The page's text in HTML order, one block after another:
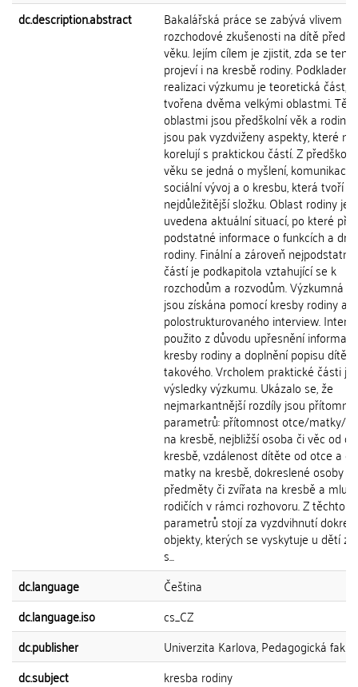
dc.description.abstract
Bakalářská práce se zabývá vlivem
rozchodové zkušenosti na dítě
věku. Jejím cílem je zjistit, zda se
projeví i na kresbě rodiny. Podkladem
realizaci výzkumu je teoretická část,
tvořena dvěma velkými oblastmi.
oblastmi jsou předškolní věk a rodina.
jsou pak vyzdviženy aspekty, které
korelují s praktickou částí. Z
věku se jedná o myšlení, komunikaci,
sociální vývoj a o kresbu, která tvoří
nejdůležitější složku. Oblast rodiny je
uvedena aktuální situací, po které
podstatné informace o funkcích a
rodiny. Finální a zároveň
částí je podkapitola vztahující se k
rozchodům a rozvodům. Výzkumná
jsou získána pomocí kresby rodiny a
polostrukturovaného interview.
použito z důvodu upřesnění
kresby rodiny a doplnění popisu
takového. Vrcholem praktické části
výsledky výzkumu. Ukázalo se, že
nejmarkantnější rozdíly jsou přítomny
parametrů: přítomnost otce/matky/
na kresbě, nejbližší osoba či věc od
kresbě, vzdálenost dítěte od otce a od
matky na kresbě, dokreslené osoby
předměty či zvířata na kresbě a
rodičích v rámci rozhovoru. Z těchto
parametrů stojí za vyzdvihnutí
objekty, kterých se vyskytuje u dětí z
s...
dc.language
Čeština
dc.language.iso
cs_CZ
dc.publisher
Univerzita Karlova, Pedagogická
dc.subject
kresba rodiny